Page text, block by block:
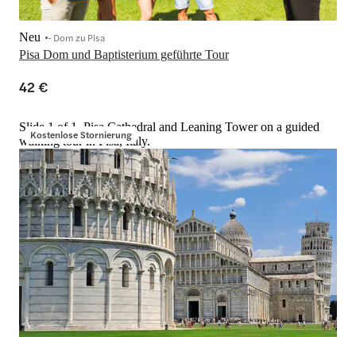
Pisa Dom und Baptisterium geführte Tour
Neu - Dom zu Pisa
42 €
Kostenlose Stornierung
Slide 1 of 1, Pisa Cathedral and Leaning Tower on a guided
walking tour in Pisa, Italy.